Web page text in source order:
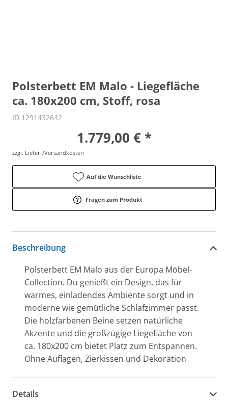
Polsterbett EM Malo - Liegefläche
ca. 180x200 cm, Stoff, rosa
ID 1291432642
1.779,00 € *
zzgl. Liefer-/Versandkosten
Auf die Wunschliste
Fragen zum Produkt
Beschreibung
Polsterbett EM Malo aus der Europa Möbel-
Collection. Du genießt ein Design, das für
warmes, einladendes Ambiente sorgt und in
moderne wie gemütliche Schlafzimmer passt.
Die holzfarbenen Beine setzen natürliche
Akzente und die großzügige Liegefläche von
ca. 180x200 cm bietet Platz zum Entspannen.
Ohne Auflagen, Zierkissen und Dekoration
Details